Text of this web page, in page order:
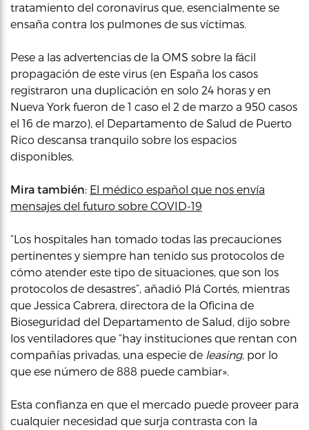
tratamiento del coronavirus que, esencialmente se
ensaña contra los pulmones de sus víctimas.
Pese a las advertencias de la OMS sobre la fácil
propagación de este virus (en España los casos
registraron una duplicación en solo 24 horas y en
Nueva York fueron de 1 caso el 2 de marzo a 950 casos
el 16 de marzo), el Departamento de Salud de Puerto
Rico descansa tranquilo sobre los espacios
disponibles.
Mira también: El médico español que nos envía
mensajes del futuro sobre COVID-19
“Los hospitales han tomado todas las precauciones
pertinentes y siempre han tenido sus protocolos de
cómo atender este tipo de situaciones, que son los
protocolos de desastres”, añadió Plá Cortés, mientras
que Jessica Cabrera, directora de la Oficina de
Bioseguridad del Departamento de Salud, dijo sobre
los ventiladores que “hay instituciones que rentan con
compañías privadas, una especie de leasing, por lo
que ese número de 888 puede cambiar».
Esta confianza en que el mercado puede proveer para
cualquier necesidad que surja contrasta con la